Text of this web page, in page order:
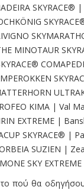
SKYRACE®
MINOTAUR
KIMA | Val
EXTREME |
SKYRACE® |
SUZIEN |
SKY
πού θα